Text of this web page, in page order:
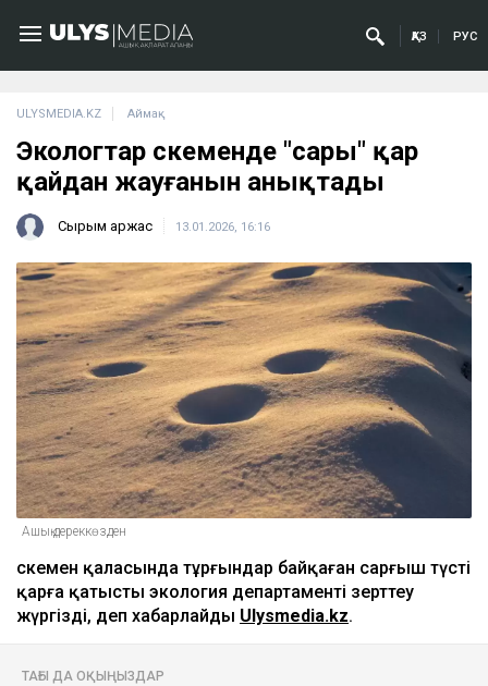
ҚАЗ РУС
ULYSMEDIA.KZ Аймақ
Экологтар Өскеменде "сары" қар
қайдан жауғанын анықтады
Сырым Қаржас 13.01.2026, 16:16
Ашық дереккөзден
Өскемен қаласында тұрғындар байқаған сарғыш түсті
қарға қатысты экология департаменті зерттеу
жүргізді, деп хабарлайды Ulysmedia.kz.
ТАҒЫ ДА ОҚЫҢЫЗДАР